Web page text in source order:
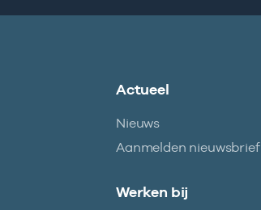
Actueel
Nieuws
Aanmelden nieuwsbrief
Werken bij